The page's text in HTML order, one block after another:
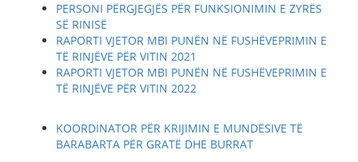
PERSONI PËRGJEGJËS PËR FUNKSIONIMIN E ZYRËS
SË RINISË
RAPORTI VJETOR MBI PUNËN NË FUSHËVEPRIMIN E
TË RINJËVE PËR VITIN 2021
RAPORTI VJETOR MBI PUNËN NË FUSHËVEPRIMIN E
TË RINJËVE PËR VITIN 2022
KOORDINATOR PËR KRIJIMIN E MUNDËSIVE TË
BARABARTA PËR GRATË DHE BURRAT